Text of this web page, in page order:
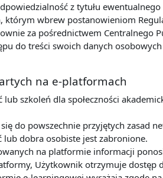
z tytułu
którym wbrew postanowieniom
za pośrednictwem Centralnego
do treści swoich danych
na e-platformach
szkoleń dla społeczności
do powszechnie przyjętych zasad
lub dobra osobiste jest zabronione.
na platformie informacji
Użytkownik otrzymuje dostęp